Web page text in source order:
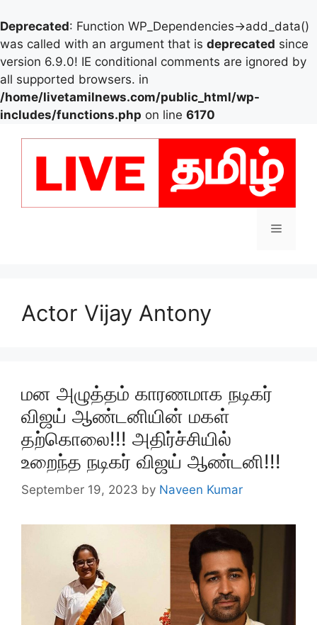
Deprecated: Function WP_Dependencies->add_data()
was called with an argument that is deprecated since
version 6.9.0! IE conditional comments are ignored by
all supported browsers. in
/home/livetamilnews.com/public_html/wp-
includes/functions.php on line 6170
Menu
Actor Vijay Antony
மன அழுத்தம் காரணமாக நடிகர்
விஜய் ஆண்டனியின் மகள்
தற்கொலை!!! அதிர்ச்சியில்
உறைந்த நடிகர் விஜய் ஆண்டனி!!!
September 19, 2023 by Naveen Kumar